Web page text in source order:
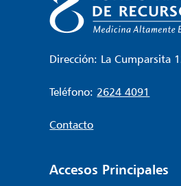
Dirección: La Cumparsita
Teléfono: 2624 4091
Contacto
Accesos Principales